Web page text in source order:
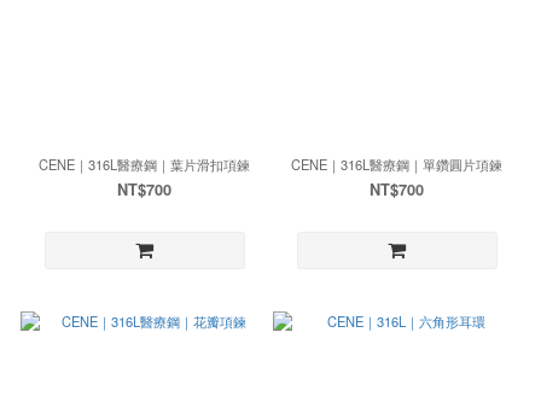
CENE｜316L醫療鋼｜葉片滑扣項鍊
NT$700
CENE｜316L醫療鋼｜單鑽圓片項鍊
NT$700